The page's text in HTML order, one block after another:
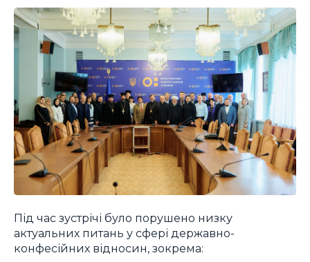
Під час зустрічі було порушено низку
актуальних питань у сфері державно-
конфесійних відносин, зокрема: